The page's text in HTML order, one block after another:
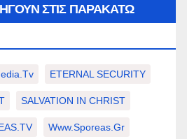
ΣΤΙΣ ΠΑΡΑΚΆΤΩ
ETERNAL SECURITY
SALVATION IN CHRIST
Www.sporeas.gr